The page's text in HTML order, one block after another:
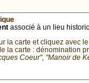
associé à un lieu
la carte et cliquez avec
la carte : dénomination
Coeur", "Manoir de